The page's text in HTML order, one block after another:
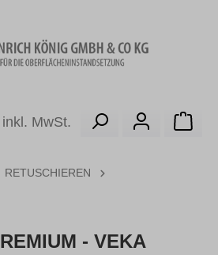
inkl. MwSt.
RETUSCHIEREN
- VEKA